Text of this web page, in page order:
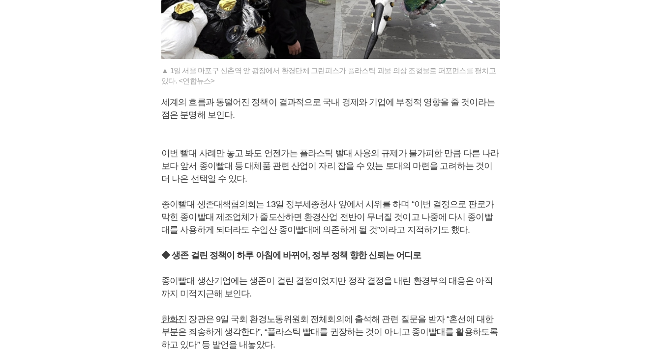
▲ 1일 서울 마포구 신촌역 앞 광장에서 환경단체 그린피스가 플라스틱 괴물 의상 조형물로 퍼포먼스를 펼치고
있다. <연합뉴스>
세계의 흐름과 동떨어진 정책이 결과적으로 국내 경제와 기업에 부정적 영향을 줄 것이라는
점은 분명해 보인다.
이번 빨대 사례만 놓고 봐도 언젠가는 플라스틱 빨대 사용의 규제가 불가피한 만큼 다른 나라
보다 앞서 종이빨대 등 대체품 관련 산업이 자리 잡을 수 있는 토대의 마련을 고려하는 것이
더 나은 선택일 수 있다.
종이빨대 생존대책협의회는 13일 정부세종청사 앞에서 시위를 하며 “이번 결정으로 판로가
막힌 종이빨대 제조업체가 줄도산하면 환경산업 전반이 무너질 것이고 나중에 다시 종이빨
대를 사용하게 되더라도 수입산 종이빨대에 의존하게 될 것”이라고 지적하기도 했다.
◆ 생존 걸린 정책이 하루 아침에 바뀌어, 정부 정책 향한 신뢰는 어디로
종이빨대 생산기업에는 생존이 걸린 결정이었지만 정작 결정을 내린 환경부의 대응은 아직
까지 미적지근해 보인다.
한화진 장관은 9일 국회 환경노동위원회 전체회의에 출석해 관련 질문을 받자 “혼선에 대한
부분은 죄송하게 생각한다”, “플라스틱 빨대를 권장하는 것이 아니고 종이빨대를 활용하도록
하고 있다” 등 발언을 내놓았다.